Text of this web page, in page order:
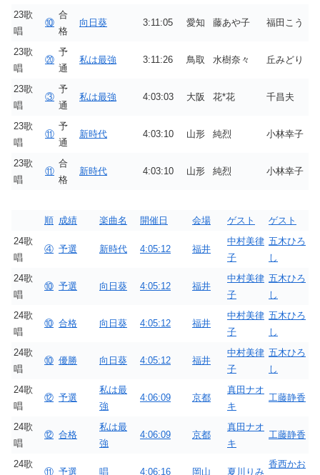
23歌
唱
⑩
合
格
向日葵 3:11:05 愛知 藤あや子 福田こう
23歌
唱
⑳
予
通
私は最強 3:11:26 鳥取 水樹奈々 丘みどり
23歌
唱
③
予
通
私は最強 4:03:03 大阪 花*花 千昌夫
23歌
唱
⑪
予
通
新時代 4:03:10 山形 純烈 小林幸子
23歌
唱
⑪
合
格
新時代 4:03:10 山形 純烈 小林幸子
順 成績 楽曲名 開催日 会場 ゲスト
ゲスト
24歌
唱
④ 予選 新時代 4:05:12 福井
中村美律
子
五木ひろ
し
24歌
唱
⑩ 予選 向日葵 4:05:12 福井
中村美律
子
五木ひろ
し
24歌
唱
⑩ 合格 向日葵 4:05:12 福井
中村美律
子
五木ひろ
し
24歌
唱
⑩ 優勝 向日葵 4:05:12 福井
中村美律
子
五木ひろ
し
24歌
唱
⑫ 予選
私は最
強
4:06:09 京都
真田ナオ
キ
工藤静香
24歌
唱
⑫ 合格
私は最
強
4:06:09 京都
真田ナオ
キ
工藤静香
24歌
⑪ 予選 唱 4:06:16 岡山 夏川りみ
香西かお